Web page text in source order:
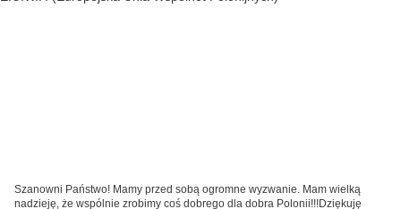
Szanowni Państwo! Mamy przed sobą ogromne wyzwanie. Mam wielką
nadzieję, że wspólnie zrobimy coś dobrego dla dobra Polonii!!!Dziękuję